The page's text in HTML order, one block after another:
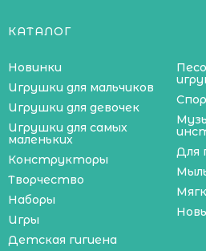
КАТАЛОГ
Новинки
Игрушки для мальчиков
Игрушки для девочек
Игрушки для самых
маленьких
Конструкторы
Творчество
Наборы
Игры
Детская гигиена
Для